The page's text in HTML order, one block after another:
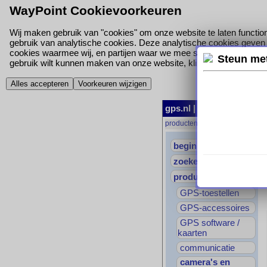
WayPoint Cookievoorkeuren
Wij maken gebruik van "cookies" om onze website te laten
gebruik van analytische cookies. Deze analytische cookies
cookies waarmee wij, en partijen waar we mee samen werken,
gebruik wilt kunnen maken van onze website, klik hieronder dan
Alles accepteren Voorkeuren wijzigen
gps.nl |
producten
begin
zoeken
producten
GPS-toestellen
GPS-accessoires
GPS software /
kaarten
communicatie
camera's en
Steun